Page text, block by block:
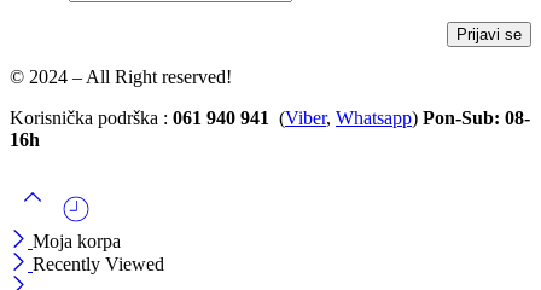
© 2024 – All Right reserved!
Korisnička podrška : 061 940 941 (Viber, Whatsapp) Pon-Sub: 08-
16h
Moja korpa
Recently Viewed